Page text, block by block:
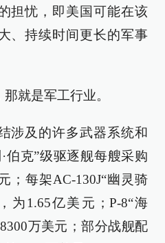
担忧，即美国可能在该
、持续时间更长的军事
就是军工行业。
涉及的许多武器系统和
伯克”级驱逐舰每艘采购
；每架AC-130J“幽灵骑
为1.65亿美元；P-8“海
万美元；部分战舰配